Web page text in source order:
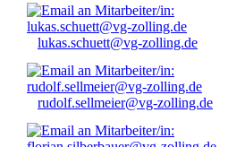
lukas.schuett@vg-zolling.de
rudolf.sellmeier@vg-zolling.de